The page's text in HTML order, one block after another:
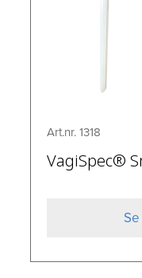
Art.nr. 1318
VagiSpec®